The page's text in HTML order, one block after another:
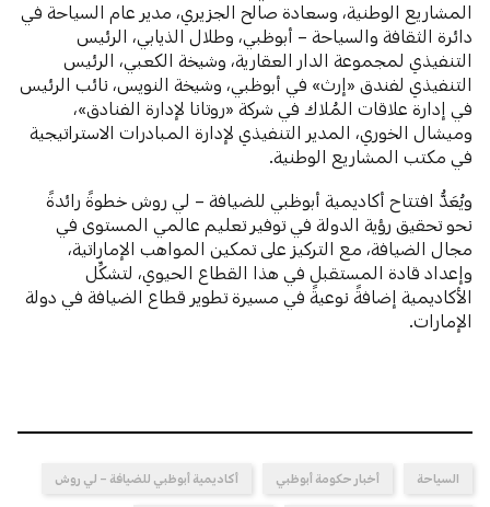
المشاريع الوطنية، وسعادة صالح الجزيري، مدير عام السياحة في
دائرة الثقافة والسياحة – أبوظبي، وطلال الذيابي، الرئيس
التنفيذي لمجموعة الدار العقارية، وشيخة الكعبي، الرئيس
التنفيذي لفندق «إرث» في أبوظبي، وشيخة النويس، نائب الرئيس
في إدارة علاقات المُلاك في شركة «روتانا لإدارة الفنادق»،
وميشال الخوري، المدير التنفيذي لإدارة المبادرات الاستراتيجية
في مكتب المشاريع الوطنية.
ويُعَدُّ افتتاح أكاديمية أبوظبي للضيافة – لي روش خطوةً رائدةً
نحو تحقيق رؤية الدولة في توفير تعليم عالمي المستوى في
مجال الضيافة، مع التركيز على تمكين المواهب الإماراتية،
وإعداد قادة المستقبل في هذا القطاع الحيوي، لتشكِّل
الأكاديمية إضافةً نوعيةً في مسيرة تطوير قطاع الضيافة في دولة
الإمارات.
السياحة أخبار حكومة أبوظبي أكاديمية أبوظبي للضيافة – لي روش